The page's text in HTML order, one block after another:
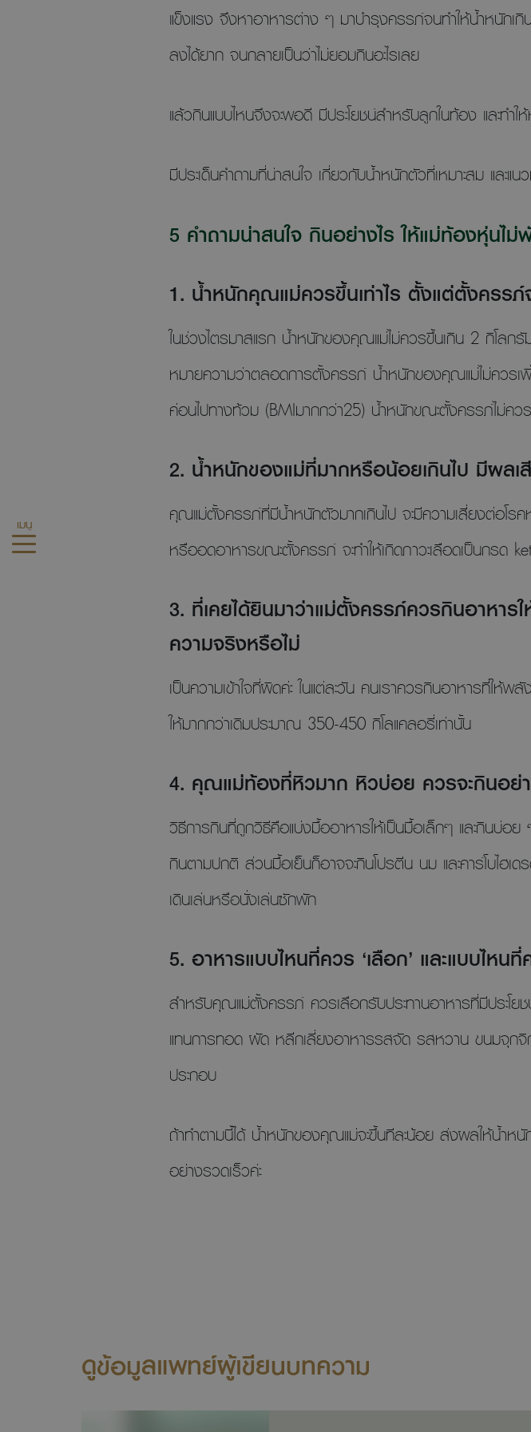
เมนู
แข็งแรง จึงหาอาหารต่าง ๆ มาบำรุงครรภ์จนทำให้น้ำหนัก
ลงได้ยาก จนกลายเป็นว่าไม่ยอมกินอะไรเลย
แล้วกินแบบไหนจึงจะพอดี มีประโยชน์สำหรับลูกในท้อง และท
มีประเด็นคำถามที่น่าสนใจ เกี่ยวกับน้ำหนักตัวที่เหมาะสม แล
5 คำถามน่าสนใจ กินอย่างไร ให้แม่ท้องหุ่นไม่
1. น้ำหนักคุณแม่ควรขึ้นเท่าไร ตั้งแต่ตั้งครร
ในช่วงไตรมาสแรก น้ำหนักของคุณแม่ไม่ควรขึ้นเกิน 2 กิโลก
หมายความว่าตลอดการตั้งครรภ์ น้ำหนักของคุณแม่ไม่คว
ค่อนไปทางท้วม (BMIมากกว่า25) น้ำหนักขณะตั้งครรภ์ไม่ค
2. น้ำหนักของแม่ที่มากหรือน้อยเกินไป มีผลเ
คุณแม่ตั้งครรภ์ที่มีน้ำหนักตัวมากเกินไป จะมีความเสี่ยงต่อโ
หรืออดอาหารขณะตั้งครรภ์ จะทำให้เกิดภาวะเลือดเป็นกร
3. ที่เคยได้ยินมาว่าแม่ตั้งครรภ์ควรกินอาหาร
ความจริงหรือไม่
เป็นความเข้าใจที่ผิดค่ะ ในแต่ละวัน คนเราควรกินอาหารที่
ให้มากกว่าเดิมประมาณ 350-450 กิโลแคลอรี่เท่านั้น
4. คุณแม่ท้องที่หิวมาก หิวบ่อย ควรจะกินอย่า
วิธีการกินที่ถูกวิธีคือแบ่งมื้ออาหารให้เป็นมื้อเล็กๆ และกินบ่อ
กินตามปกติ ส่วนมื้อเย็นก็อาจจะกินโปรตีน นม และคาร์โบไฮเ
เดินเล่นหรือนั่งเล่นซักพัก
5. อาหารแบบไหนที่ควร ‘เลือก’ และแบบไหนที่
สำหรับคุณแม่ตั้งครรภ์ ควรเลือกรับประทานอาหารที่มีประโ
แทนการทอด ผัด หลีกเลี่ยงอาหารรสจัด รสหวาน ขนมจุก
ประกอบ
ถ้าทำตามนี้ได้ น้ำหนักของคุณแม่จะขึ้นทีละน้อย ส่งผลให้น้ำห
อย่างรวดเร็วค่ะ
ดูข้อมูลแพทย์ผู้เขียนบทความ